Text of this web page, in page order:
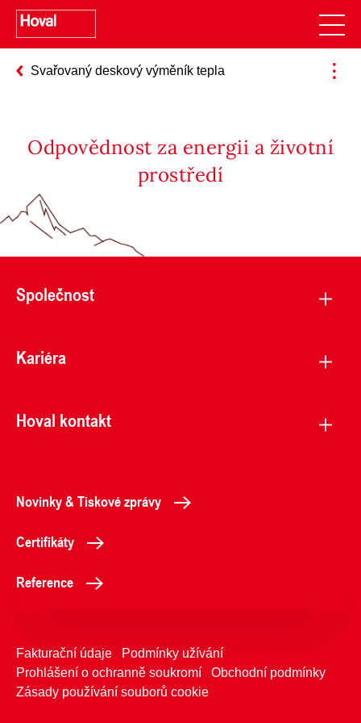
Svařovaný deskový výměník tepla
Odpovědnost za energii a životní
prostředí
Společnost
Kariéra
Hoval kontakt
Novinky & Tiskové zprávy
Certifikáty
Reference
Fakturační údaje
Podmínky užívání
Prohlášení o ochranně soukromí
Obchodní podmínky
Zásady používání souborů cookie